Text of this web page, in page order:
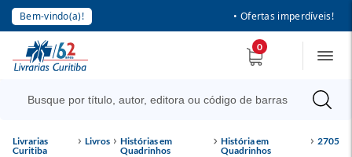
Bem-vindo(a)! • Ofertas imperdíveis!
0
Livrarias
Curitiba
Livros
Histórias em
Quadrinhos
História em
Quadrinhos
2705